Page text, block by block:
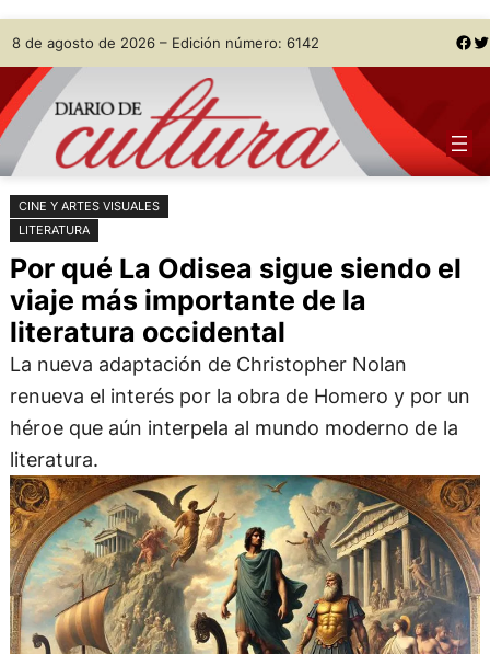
Saltar
al
contenido
Skip
to
content
8 de agosto de 2026 – Edición número: 6142 Facebook Twitter
CINE Y ARTES VISUALES
LITERATURA
Por qué La Odisea sigue siendo el
viaje más importante de la
literatura occidental
La nueva adaptación de Christopher Nolan
renueva el interés por la obra de Homero y por un
héroe que aún interpela al mundo moderno de la
literatura.